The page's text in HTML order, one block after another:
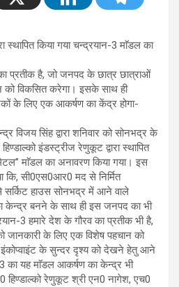
स्थापित किया गया चन्द्रयान-3 माॅडल का
प्रतीक है, जो जनपद के छात्र छात्राओं
को विकसित करेगा। इसके साथ ही
के लिए एक आकर्षण का केंद्र होगा-
विजय सिंह द्वारा शनिवार को सोनभद्र के
इंडस्ट्रीज रेणुकूट द्वारा स्थापित
माॅडल का अनावरण किया गया। इस
कि, सी0एस0आर0 मद से निर्मित
सर्किट हाउस सोनभद्र में आने वाले
केन्द्र बनने के साथ ही इस जनपद का भी
3 हमारे देश के गौरव का प्रतीक भी है,
के लिए एक विशेष पहचान को
के सुन्दर दृश्य को देखने हेतु आने
का यह माॅडल आकर्षण का केन्द्र भी
रेणुकूट श्री एन0 नागेश, एच0